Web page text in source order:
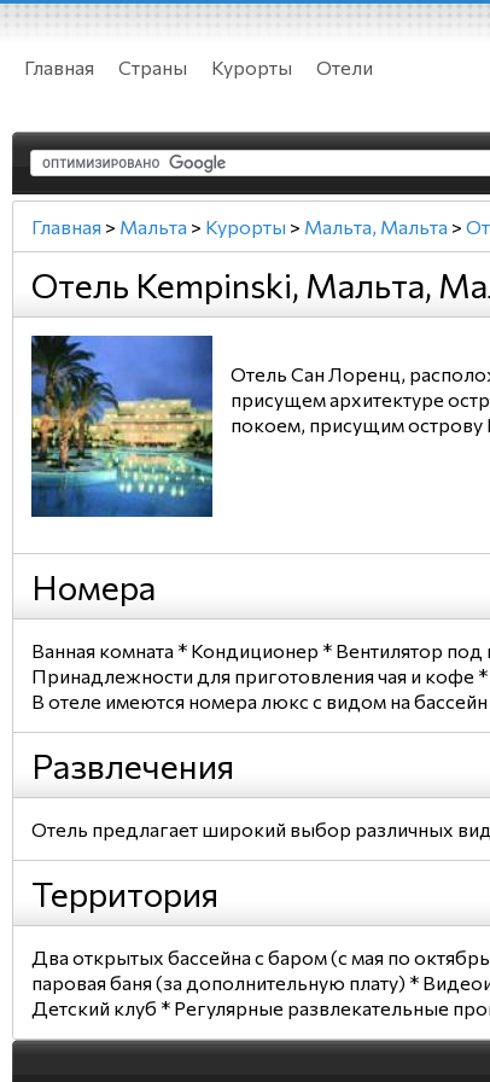
Главная Страны Курорты Отели
Главная > Мальта > Курорты > Мальта, Мальта >
Отель Kempinski, Мальта,
Отель Сан Лоренц,
присущем архитектуре
покоем, присущим острову
Номера
Ванная комната * Кондиционер * Вентилятор
Принадлежности для приготовления чая и кофе
В отеле имеются номера люкс с видом на
Развлечения
Отель предлагает широкий выбор различных
Территория
Два открытых бассейна с баром (с мая по
паровая баня (за дополнительную плату) *
Детский клуб * Регулярные развлекательные